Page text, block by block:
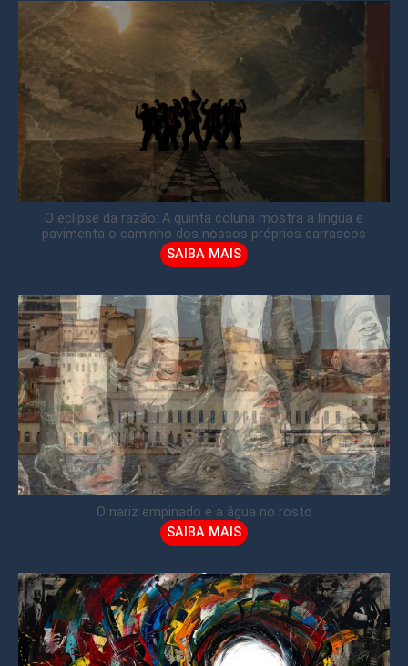
O eclipse da razão: A quinta coluna mostra a língua e
pavimenta o caminho dos nossos próprios carrascos
SAIBA MAIS
O nariz empinado e a água no rosto
SAIBA MAIS